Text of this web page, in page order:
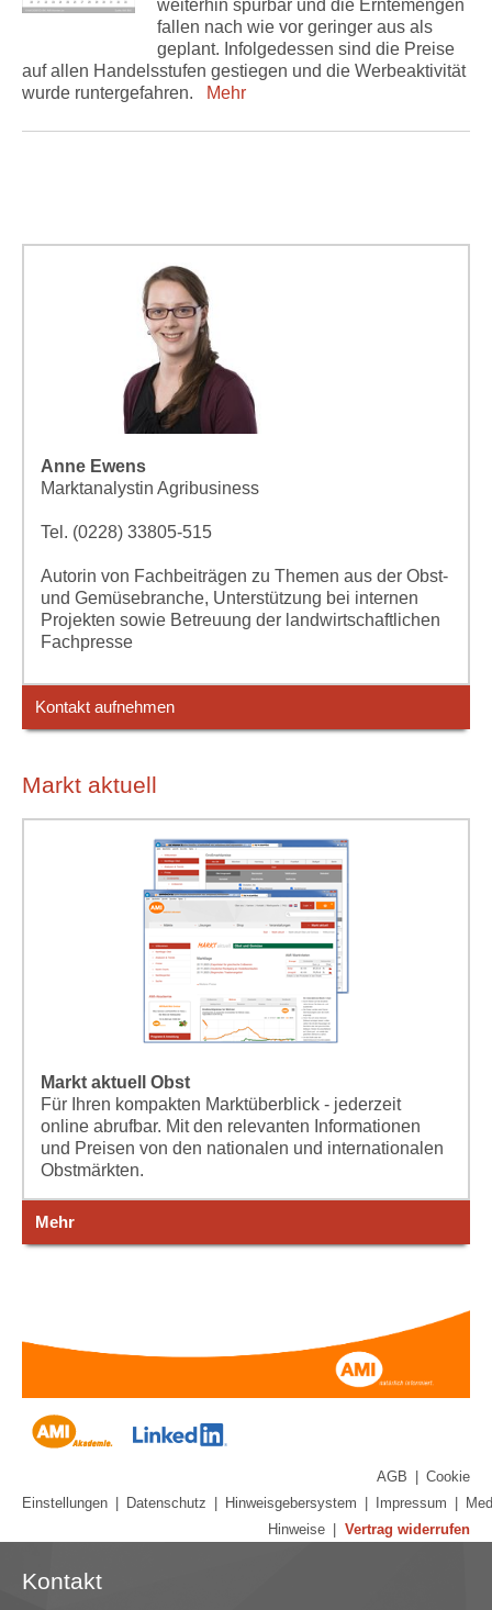
weiterhin spürbar und die Erntemengen
fallen nach wie vor geringer aus als
geplant. Infolgedessen sind die Preise
auf allen Handelsstufen gestiegen und die Werbeaktivität
wurde runtergefahren.
Mehr
Anne Ewens
Marktanalystin Agribusiness
Tel. (0228) 33805-515
Autorin von Fachbeiträgen zu Themen aus der Obst-
und Gemüsebranche, Unterstützung bei internen
Projekten sowie Betreuung der landwirtschaftlichen
Fachpresse
Kontakt aufnehmen
Markt aktuell
Markt aktuell Obst
Für Ihren kompakten Marktüberblick - jederzeit
online abrufbar. Mit den relevanten Informationen
und Preisen von den nationalen und internationalen
Obstmärkten.
Mehr
AGB
Cookie
Einstellungen
Datenschutz Hinweisgebersystem Impressum
Hinweise
Vertrag widerrufen
Kontakt